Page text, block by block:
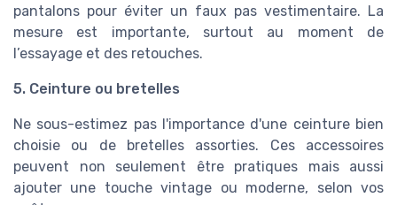
pantalons pour éviter un faux pas vestimentaire. La
mesure est importante, surtout au moment de
l’essayage et des retouches.
5. Ceinture ou bretelles
Ne sous-estimez pas l'importance d'une ceinture bien
choisie ou de bretelles assorties. Ces accessoires
peuvent non seulement être pratiques mais aussi
ajouter une touche vintage ou moderne, selon vos